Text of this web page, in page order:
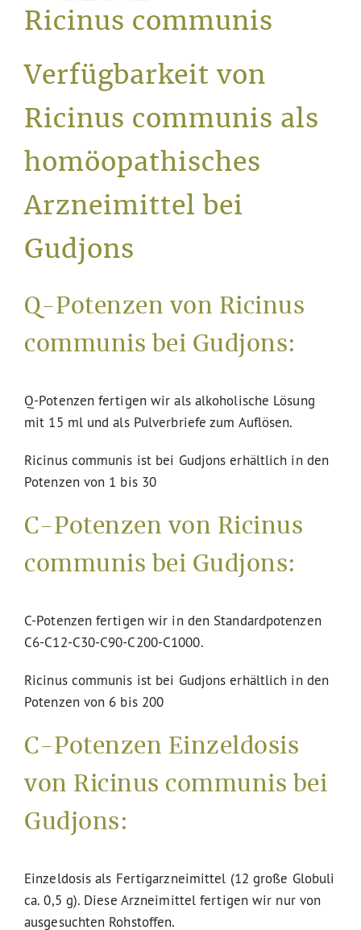
Service
Ricinus communis
Verfügbarkeit von
Ricinus communis als
homöopathisches
Arzneimittel bei
Gudjons
Q-Potenzen von Ricinus
communis bei Gudjons:
Q-Potenzen fertigen wir als alkoholische Lösung
mit 15 ml und als Pulverbriefe zum Auflösen.
Ricinus communis ist bei Gudjons erhältlich in den
Potenzen von 1 bis 30
C-Potenzen von Ricinus
communis bei Gudjons:
C-Potenzen fertigen wir in den Standardpotenzen
C6-C12-C30-C90-C200-C1000.
Ricinus communis ist bei Gudjons erhältlich in den
Potenzen von 6 bis 200
C-Potenzen Einzeldosis
von Ricinus communis bei
Gudjons:
Einzeldosis als Fertigarzneimittel (12 große Globuli
ca. 0,5 g). Diese Arzneimittel fertigen wir nur von
ausgesuchten Rohstoffen.